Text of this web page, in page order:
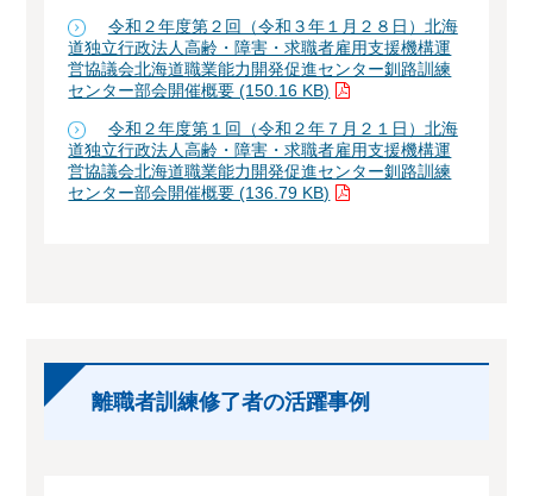
令和２年度第２回（令和３年１月２８日）北海
道独立行政法人高齢・障害・求職者雇用支援機構運
営協議会北海道職業能力開発促進センター釧路訓練
センター部会開催概要 (150.16 KB)
令和２年度第１回（令和２年７月２１日）北海
道独立行政法人高齢・障害・求職者雇用支援機構運
営協議会北海道職業能力開発促進センター釧路訓練
センター部会開催概要 (136.79 KB)
離職者訓練修了者の活躍事例